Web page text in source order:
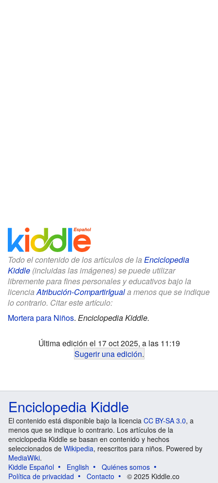
Todo el contenido de los artículos de la Enciclopedia
Kiddle (incluidas las imágenes) se puede utilizar
libremente para fines personales y educativos bajo la
licenciaAtribución-CompartirIguala menos que se indique
lo contrario. Citar este artículo:
Mortera para Niños. Enciclopedia Kiddle.
Última edición el 17 oct 2025, a las 11:19
Sugerir una edición.
Enciclopedia Kiddle
El contenido está disponible bajo la licencia CC BY-SA 3.0, a
menos que se indique lo contrario. Los artículos de la
enciclopedia Kiddle se basan en contenido y hechos
seleccionados de Wikipedia, reescritos para niños. Powered by
MediaWiki.
Kiddle Español
English
Quiénes somos
Política de privacidad
Contacto © 2025 Kiddle.co